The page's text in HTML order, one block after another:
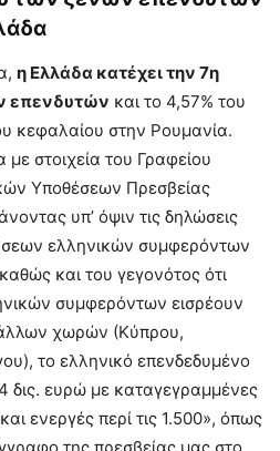
η Ελλάδα κατέχει την 7η
επενδυτών και το 4,57% του
κεφαλαίου στην Ρουμανία.
στοιχεία του Γραφείου
Υποθέσεων Πρεσβείας
υπ’ όψιν τις δηλώσεις
ελληνικών συμφερόντων
και του γεγονότος ότι
συμφερόντων εισρέουν
χωρών (Κύπρου,
το ελληνικό επενδεδυμένο
δις. ευρώ με καταγεγραμμένες
ενεργές περί τις 1.500», όπως